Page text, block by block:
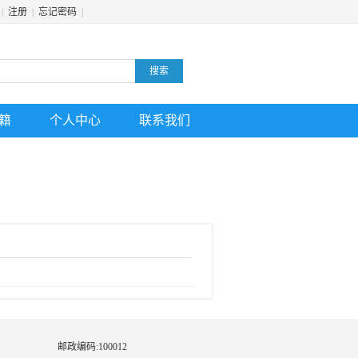
注册 忘记密码
搜索
个人中心 联系我们
邮政编码:100012